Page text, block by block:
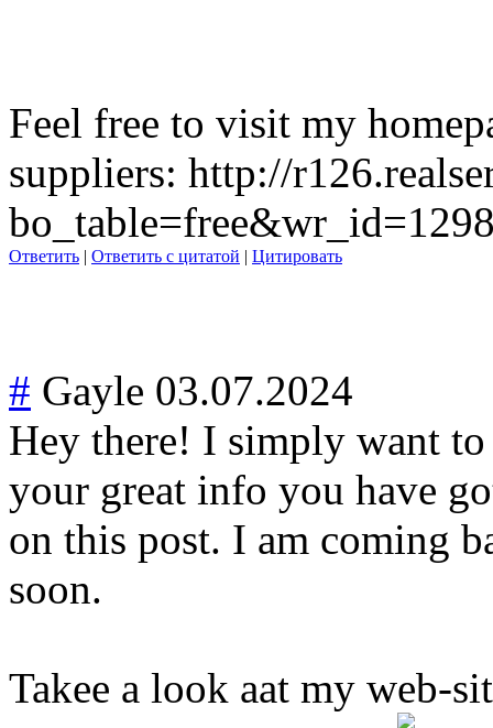
Feel free to visit my
suppliers: http://
Ответить | Ответить с цитатой | Цитировать
# Gayle 03.07.2024
Hey there! I simply want
your great info you have
on this post. I am coming
soon.
Takee a look aat my web-